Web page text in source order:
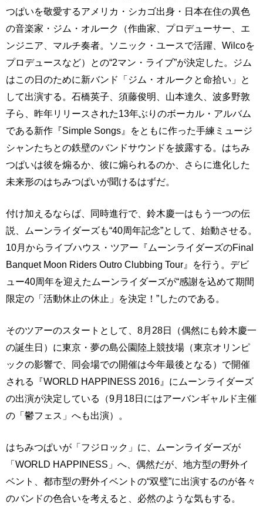
つぱいを敬愛するアメリカ・シカゴ出身・日本在住の異色
の音楽家・ジム・オルーク（作曲家、プロデューサー、エ
ンジニア、マルチ奏者。ソニック・ユースで活躍、Wilcoを
プロデュースなど）との“2マン・ライブ”が決定した。ジム
はこの日のために新バンド「ジム・オルークと命拾い」と
して出演する。石橋英子、須藤俊明、山本達久、波多野敦
子ら、昨年リリースされた13年ぶりのボーカル・アルバム
である新作『Simple Songs』をともに作った手練ミュージ
シャンたちとの鉄壁のバンドサウンドを披露する。はちみ
つぱいは彼を煽るか、彼に煽られるのか、さらに進化した
未来形のはちみつぱいが聞けるはずだ。
付け加えるならば、同時進行で、鈴木慶一はもう一つの伝
説、ムーンライダーズも“40周年記念”として、始動させる。
10月からライブハウス・ツアー『ムーンライダーズのFinal
Banquet Moon Riders Outro Clubbing Tour』を行う。デビ
ュー40周年を迎えたムーンライダーズが“感謝を込めて期間
限定の「活動休止の休止」を決定！”したのである。
そのツアーのスタートとして、8月28日（偶然にも鈴木慶一
の誕生日）に東京・夢の島公園陸上競技場（東京オリンピ
ックの影響で、同会場での開催は今年最後となる）で開催
される『WORLD HAPPINESS 2016』にムーンライダーズ
の出演が決定している（9月18日にはアーバンギャルド主催
の「鬱フェス」へも出演）。
はちみつぱいが「フジロック」に、ムーンライダーズが
「WORLD HAPPINESS」へ、偶然だが、地方型の野外イ
ベント、都市型の野外イベントの“双璧”に出演するのが各々
のバンドの色合いを考えると、必然のような気もする。